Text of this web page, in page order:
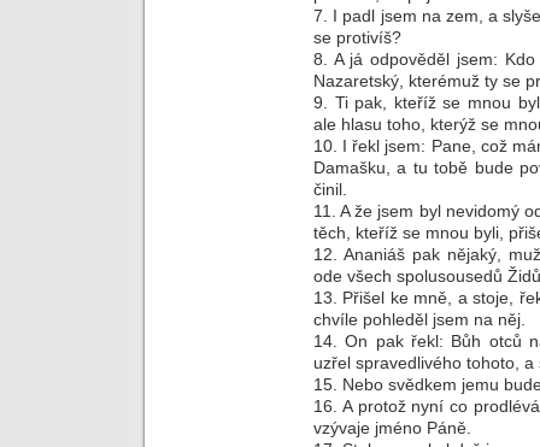
7. I padl jsem na zem, a
se protivíš?
8. A já odpověděl jsem:
Nazaretský, kterémuž ty se
9. Ti pak, kteříž se mnou
ale hlasu toho, kterýž se
10. I řekl jsem: Pane, což
Damašku, a tu tobě bude
činil.
11. A že jsem byl nevidomý
těch, kteříž se mnou byli,
12. Ananiáš pak nějaký,
ode všech spolusousedů
13. Přišel ke mně, a stoje,
chvíle pohleděl jsem na něj.
14. On pak řekl: Bůh otců
uzřel spravedlivého tohoto,
15. Nebo svědkem jemu
16. A protož nyní co
vzývaje jméno Páně.